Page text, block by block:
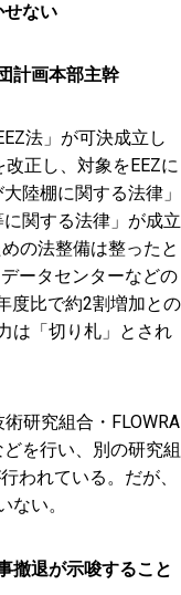
せない
計画本部主幹
法」が可決成立し
正し、対象をEEZに
陸棚に関する法律」
関する法律」が成立
の法整備は整ったと
ータセンターなどの
度比で約2割増加との
は「切り札」とされ
研究組合・FLOWRA
を行い、別の研究組
われている。だが、
ない。
撤退が示唆すること